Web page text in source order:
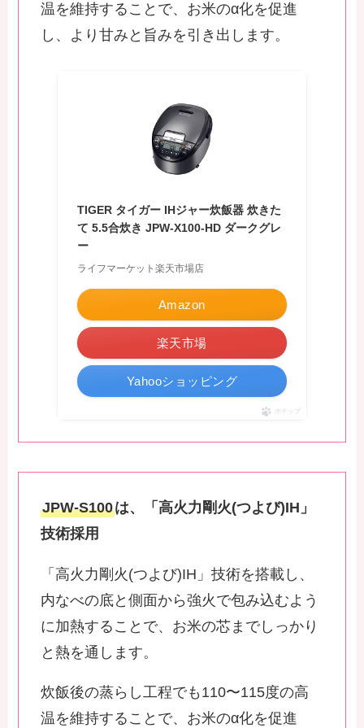
温を維持することで、お米のα化を促進
し、より甘みと旨みを引き出します。
TIGER タイガー IHジャー炊飯器 炊きた
て 5.5合炊き JPW-X100-HD ダークグレ
ー
ライフマーケット楽天市場店
Amazon
楽天市場
Yahooショッピング
ポチップ
JPW-S100は、「高火力剛火(つよび)IH」
技術採用
「高火力剛火(つよび)IH」技術を搭載し、
内なべの底と側面から強火で包み込むよう
に加熱することで、お米の芯までしっかり
と熱を通します。
炊飯後の蒸らし工程でも110〜115度の高
温を維持することで、お米のα化を促進